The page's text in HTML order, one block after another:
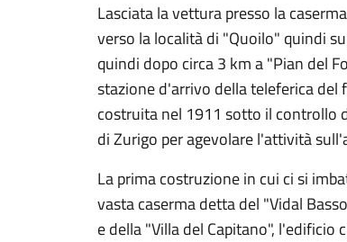
Lasciata la vettura presso la
verso la località di "Quoilo" quindi
quindi dopo circa 3 km a "Pian del
stazione d'arrivo della teleferica del
costruita nel 1911 sotto il controllo
di Zurigo per agevolare l'attività
La prima costruzione in cui ci si
vasta caserma detta del "Vidal
e della "Villa del Capitano", l'edificio